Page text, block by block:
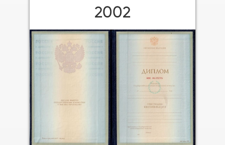
2002